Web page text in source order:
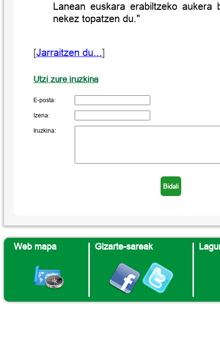
Lanean euskara erabiltzeko aukera
nekez topatzen du."
[Jarraitzen du...]
Utzi zure iruzkina
E-posta:
Izena:
Iruzkina:
Web mapa Gizarte-sareak